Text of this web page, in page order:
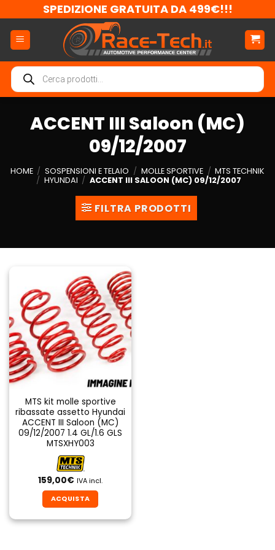
ai
contenuti
SPEDIZIONE GRATUITA DA 499€!!!
Ricerca
prodotti
ACCENT III Saloon (MC)
09/12/2007
HOME / SOSPENSIONI E TELAIO / MOLLE SPORTIVE / MTS TECHNIK
/ HYUNDAI / ACCENT III SALOON (MC) 09/12/2007
FILTRA PRODOTTI
MTS kit molle sportive
ribassate assetto Hyundai
ACCENT III Saloon (MC)
09/12/2007 1.4 GL/1.6 GLS
MTSXHY003
159,00€ IVA incl.
ACQUISTA